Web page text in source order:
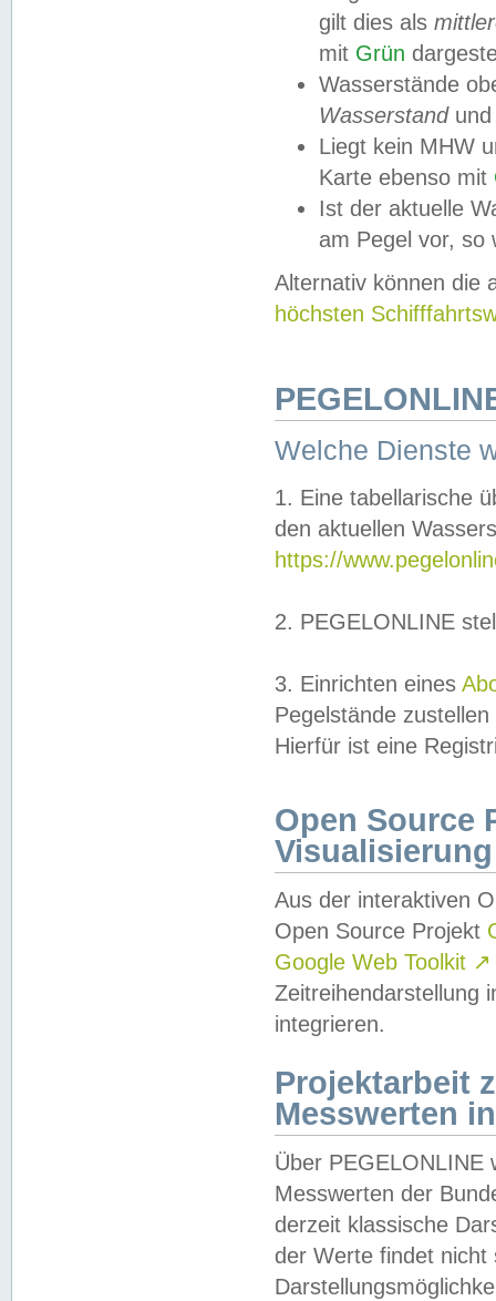
gilt dies als
mit Grün
Wasserstände
Wasserstandund
Liegt kein MHW
Karte ebenso mit
Ist der aktuelle
am Pegel vor,
Alternativ können die
höchsten
Welche Dienste
1. Eine tabellarische
den aktuellen
https://
2. PEGELONLINE
3. Einrichten eines
Pegelstände
Hierfür ist eine
Open Source
Visualisierung
Aus der interaktiven
Open Source Projekt
Google Web Toolkit ↗
Zeitreihendarstellung
integrieren.
Projektarbeit
Messwerten
Über PEGELONLINE
Messwerten der
derzeit klassische
der Werte findet